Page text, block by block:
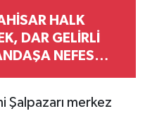
HALK
DAR GELİRLİ
NEFES
Şalpazarı merkez